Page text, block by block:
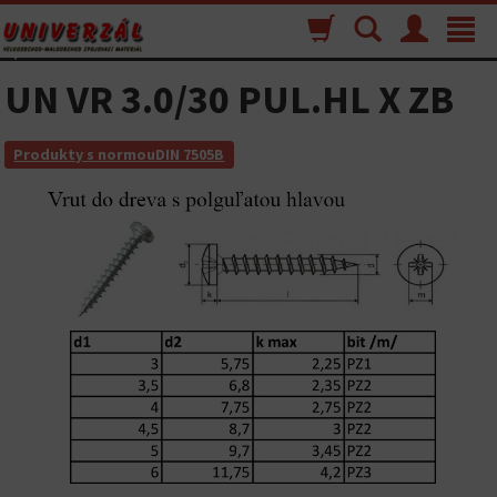
Toggle
Menu
Vyhľadávanie
Nákupný
košík
UN VR 3.0/30 PUL.HL X ZB
Produkty s normouDIN 7505B